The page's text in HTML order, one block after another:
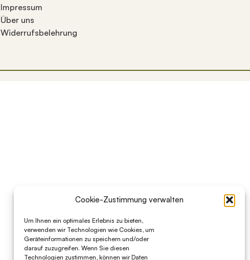
Cookie-Zustimmung verwalten
Um Ihnen ein optimales Erlebnis zu bieten,
verwenden wir Technologien wie Cookies, um
Geräteinformationen zu speichern und/oder
darauf zuzugreifen. Wenn Sie diesen
Technologien zustimmen, können wir Daten
Impressum
Über uns
Widerrufsbelehrung